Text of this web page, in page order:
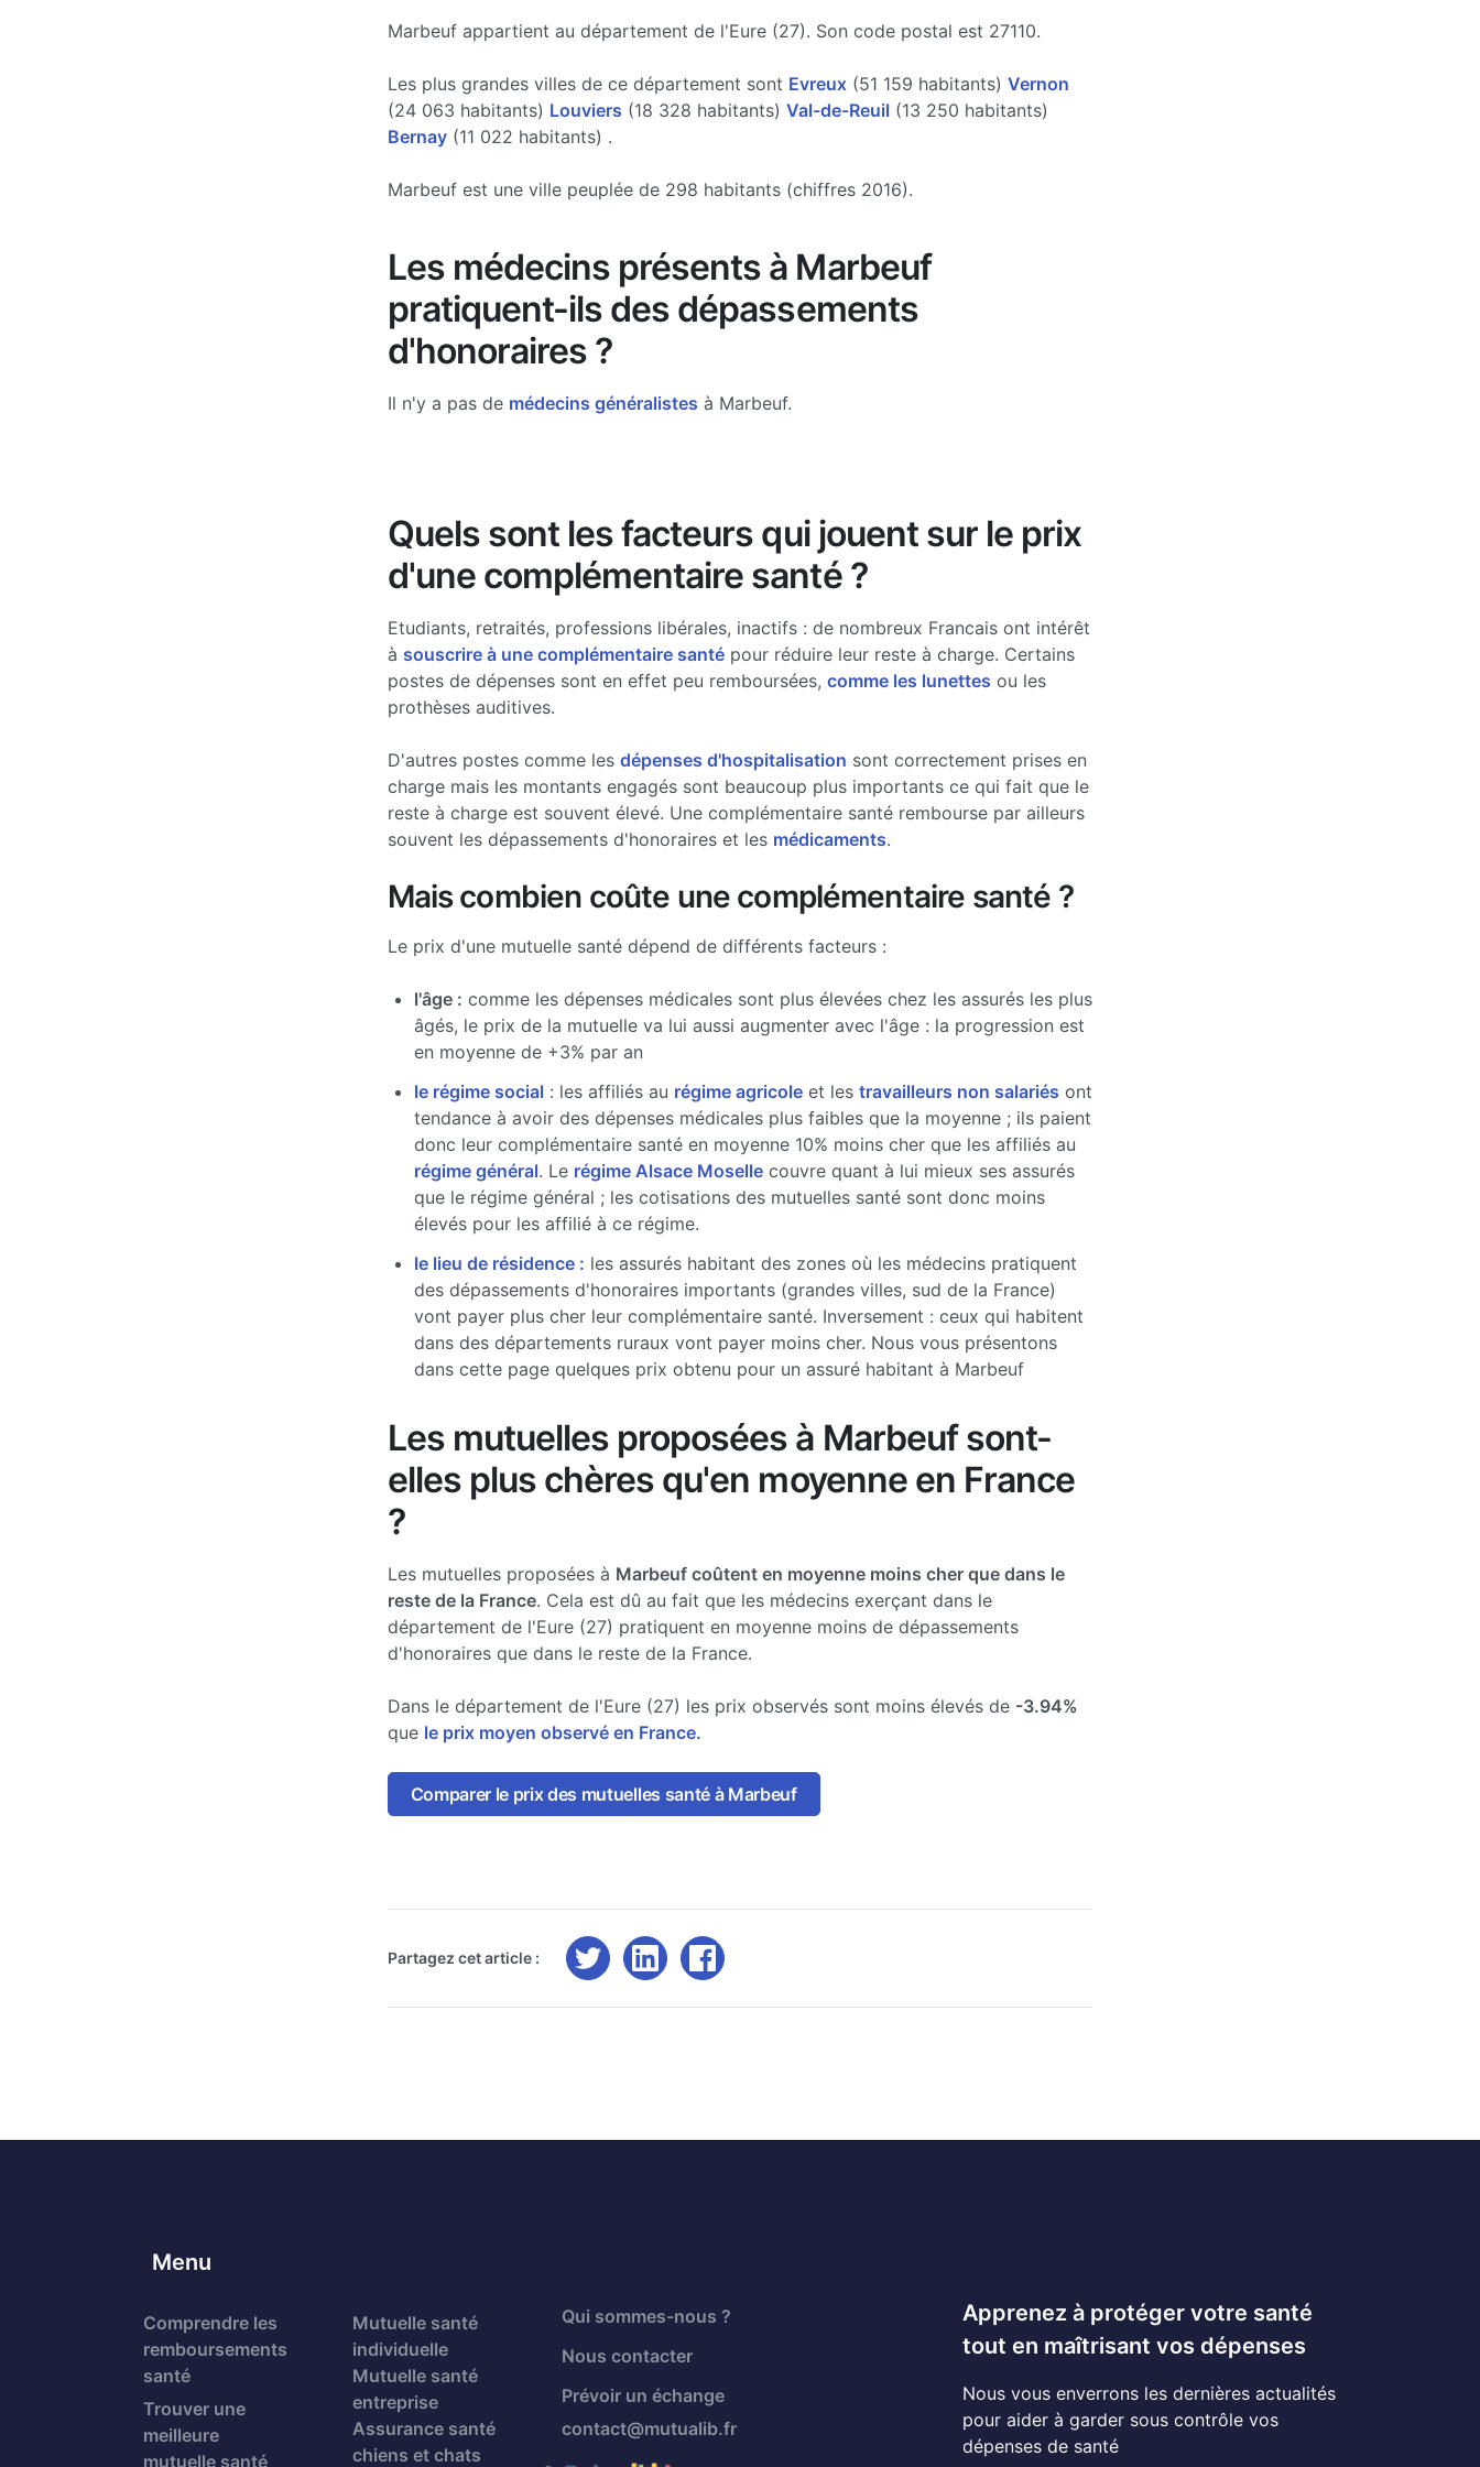
Marbeuf appartient au département de l'Eure (27). Son code postal est 27110.
Les plus grandes villes de ce département sont Evreux(51 159 habitants) Vernon
(24 063 habitants) Louviers (18 328 habitants) Val-de-Reuil (13 250 habitants)
Bernay(11 022 habitants) .
Marbeuf est une ville peuplée de 298 habitants (chiffres 2016).
Les médecins présents à Marbeuf
pratiquent-ils des dépassements
d'honoraires ?
Il n'y a pas de médecins généralistes à Marbeuf.
Quels sont les facteurs qui jouent sur le prix
d'une complémentaire santé ?
Etudiants, retraités, professions libérales, inactifs : de nombreux Francais ont intérêt
à souscrire à une complémentaire santépour réduire leur reste à charge. Certains
postes de dépenses sont en effet peu remboursées, comme les lunettes ou les
prothèses auditives.
D'autres postes comme les dépenses d'hospitalisation sont correctement prises en
charge mais les montants engagés sont beaucoup plus importants ce qui fait que le
reste à charge est souvent élevé. Une complémentaire santé rembourse par ailleurs
souvent les dépassements d'honoraires et les médicaments.
Mais combien coûte une complémentaire santé ?
Le prix d'une mutuelle santé dépend de différents facteurs :
l'âge : comme les dépenses médicales sont plus élevées chez les assurés les plus
âgés, le prix de la mutuelle va lui aussi augmenter avec l'âge : la progression est
en moyenne de +3% par an
le régime social : les affiliés au régime agricoleet les travailleurs non salariés ont
tendance à avoir des dépenses médicales plus faibles que la moyenne ; ils paient
donc leur complémentaire santé en moyenne 10% moins cher que les affiliés au
régime général. Le régime Alsace Mosellecouvre quant à lui mieux ses assurés
que le régime général ; les cotisations des mutuelles santé sont donc moins
élevés pour les affilié à ce régime.
le lieu de résidence : les assurés habitant des zones où les médecins pratiquent
des dépassements d'honoraires importants (grandes villes, sud de la France)
vont payer plus cher leur complémentaire santé. Inversement : ceux qui habitent
dans des départements ruraux vont payer moins cher. Nous vous présentons
dans cette page quelques prix obtenu pour un assuré habitant à Marbeuf
Les mutuelles proposées à Marbeuf sont-
elles plus chères qu'en moyenne en France
?
Les mutuelles proposées à Marbeuf coûtent en moyenne moins cher que dans le
reste de la France. Cela est dû au fait que les médecins exerçant dans le
département de l'Eure (27) pratiquent en moyenne moins de dépassements
d'honoraires que dans le reste de la France.
Dans le département de l'Eure (27) les prix observés sont moins élevés de -3.94%
que le prix moyen observé en France.
Comparer le prix des mutuelles santé à Marbeuf
Partagez cet article :
Menu
Comprendre les
remboursements
santé
Trouver une
meilleure
mutuelle santé
Mutuelle santé
individuelle
Mutuelle santé
entreprise
Assurance santé
chiens et chats
Qui sommes-nous ?
Nous contacter
Prévoir un échange
contact@mutualib.fr
Apprenez à protéger votre santé
tout en maîtrisant vos dépenses
Nous vous enverrons les dernières actualités
pour aider à garder sous contrôle vos
dépenses de santé